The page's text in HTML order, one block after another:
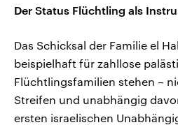
Der Status Flüchtling als
Das Schicksal der Familie el
beispielhaft für zahllose
Flüchtlingsfamilien stehen –
Streifen und unabhängig
ersten israelischen